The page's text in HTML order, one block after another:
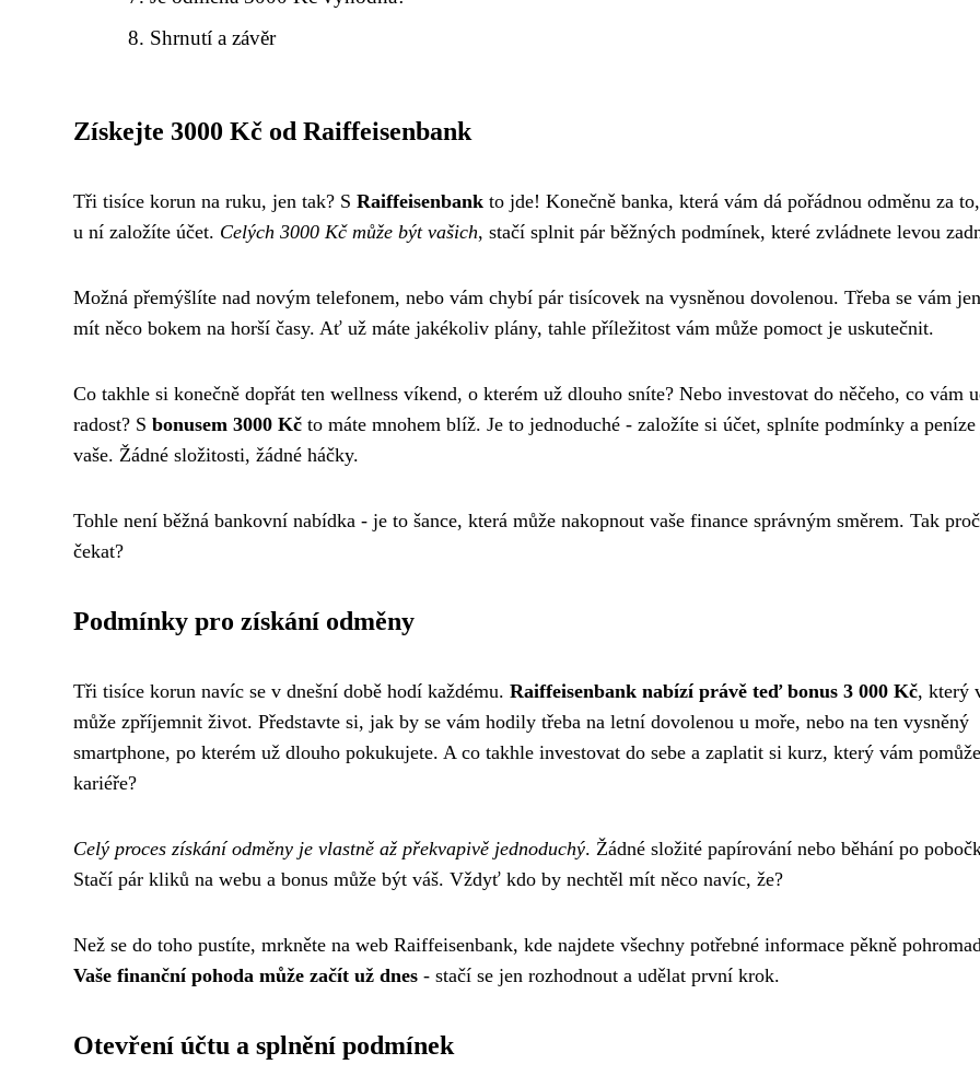
Shrnutí a závěr
Získejte 3000 Kč od Raiffeisenbank
Tři tisíce korun na ruku, jen tak? S Raiffeisenbank to jde! Konečně banka, která vám dá pořádnou odměnu za
u ní založíte účet. Celých 3000 Kč může být vašich, stačí splnit pár běžných podmínek, které zvládnete levou
Možná přemýšlíte nad novým telefonem, nebo vám chybí pár tisícovek na vysněnou dovolenou. Třeba se vám
mít něco bokem na horší časy. Ať už máte jakékoliv plány, tahle příležitost vám může pomoct je uskutečnit.
Co takhle si konečně dopřát ten wellness víkend, o kterém už dlouho sníte? Nebo investovat do něčeho, co vám
radost? S bonusem 3000 Kč to máte mnohem blíž. Je to jednoduché - založíte si účet, splníte podmínky a peníze
vaše. Žádné složitosti, žádné háčky.
Tohle není běžná bankovní nabídka - je to šance, která může nakopnout vaše finance správným směrem. Tak proč
čekat?
Podmínky pro získání odměny
Tři tisíce korun navíc se v dnešní době hodí každému. Raiffeisenbank nabízí právě teď bonus 3 000 Kč, který
může zpříjemnit život. Představte si, jak by se vám hodily třeba na letní dovolenou u moře, nebo na ten vysněný
smartphone, po kterém už dlouho pokukujete. A co takhle investovat do sebe a zaplatit si kurz, který vám
kariéře?
Celý proces získání odměny je vlastně až překvapivě jednoduchý. Žádné složité papírování nebo běhání po
Stačí pár kliků na webu a bonus může být váš. Vždyť kdo by nechtěl mít něco navíc, že?
Než se do toho pustíte, mrkněte na web Raiffeisenbank, kde najdete všechny potřebné informace pěkně
Vaše finanční pohoda může začít už dnes - stačí se jen rozhodnout a udělat první krok.
Otevření účtu a splnění podmínek